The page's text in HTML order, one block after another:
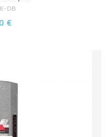
DB
€